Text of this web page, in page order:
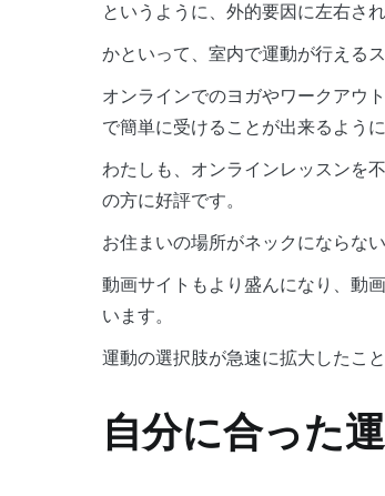
というように、外的要因に左右さ
かといって、室内で運動が行える
オンラインでのヨガやワークアウ
で簡単に受けることが出来るよう
わたしも、オンラインレッスンを
の方に好評です。
お住まいの場所がネックにならな
動画サイトもより盛んになり、動
います。
運動の選択肢が急速に拡大したこ
自分に合った